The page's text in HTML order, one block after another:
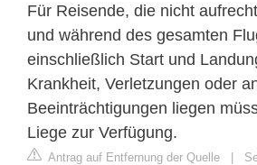
Für Reisende, die nicht
und während des gesamten
einschließlich Start und
Krankheit, Verletzungen oder
Beeinträchtigungen liegen
Liege zur Verfügung.
Antrag auf Entfernung der Quelle |